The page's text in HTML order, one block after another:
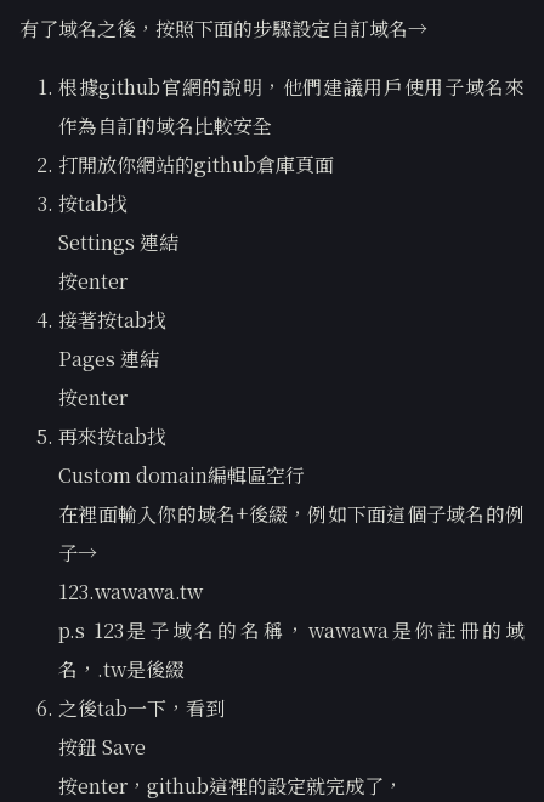
有了域名之後，按照下面的步驟設定自訂域名→
根據github官網的說明，他們建議用戶使用子域名來
作為自訂的域名比較安全
打開放你網站的github倉庫頁面
按tab找
Settings 連結
按enter
接著按tab找
Pages 連結
按enter
再來按tab找
Custom domain編輯區空行
在裡面輸入你的域名+後綴，例如下面這個子域名的例
子→
123.wawawa.tw
p.s 123是子域名的名稱，wawawa是你註冊的域
名，.tw是後綴
之後tab一下，看到
按鈕 Save
按enter，github這裡的設定就完成了，